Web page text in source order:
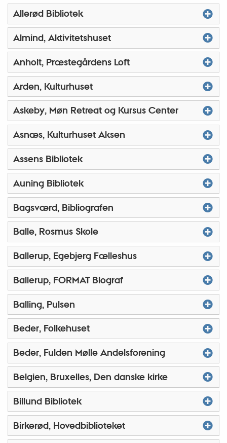
Allerød Bibliotek
Almind, Aktivitetshuset
Anholt, Præstegårdens Loft
Arden, Kulturhuset
Askeby, Møn Retreat og Kursus Center
Asnæs, Kulturhuset Aksen
Assens Bibliotek
Auning Bibliotek
Bagsværd, Bibliografen
Balle, Rosmus Skole
Ballerup, Egebjerg Fælleshus
Ballerup, FORMAT Biograf
Balling, Pulsen
Beder, Folkehuset
Beder, Fulden Mølle Andelsforening
Belgien, Bruxelles, Den danske kirke
Billund Bibliotek
Birkerød, Hovedbiblioteket